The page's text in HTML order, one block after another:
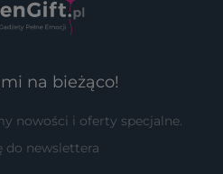
na bieżąco!
nowości i oferty specjalne.
do newslettera